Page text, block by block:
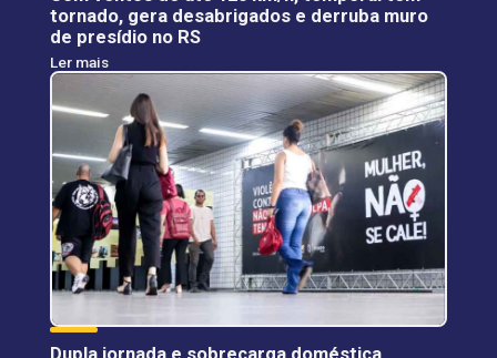
tornado, gera desabrigados e derruba muro
de presídio no RS
Ler mais